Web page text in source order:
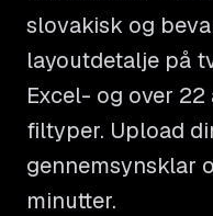
slovakisk og
layoutdetalje på
Excel- og over
filtyper. Upload
gennemsynsklar
minutter.